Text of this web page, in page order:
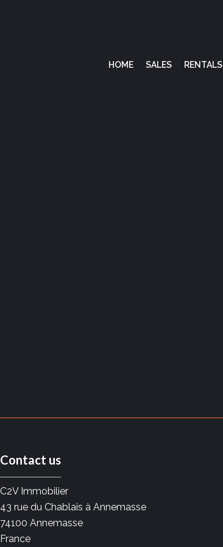
HOME SALES RENTALS
Contact us
C2V Immobilier
43 rue du Chablais à Annemasse
74100 Annemasse
France